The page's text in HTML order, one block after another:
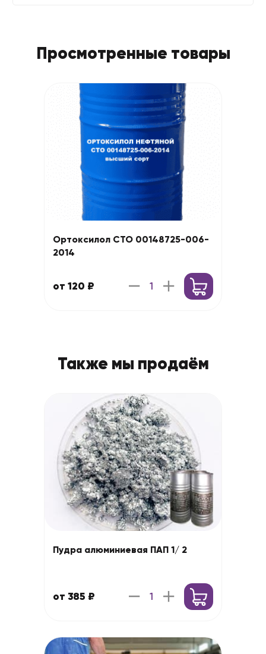
Просмотренные товары
Ортоксилол СТО 00148725-006-
2014
от 120 ₽
Также мы продаём
Пудра алюминиевая ПАП 1/ 2
от 385 ₽